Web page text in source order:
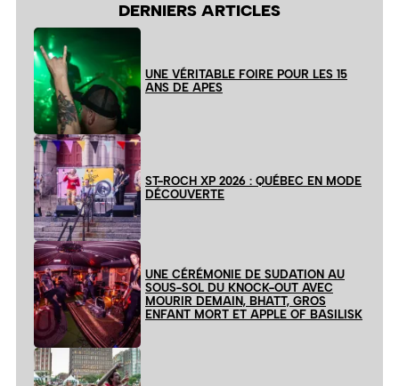
DERNIERS ARTICLES
UNE VÉRITABLE FOIRE POUR LES 15
ANS DE APES
ST-ROCH XP 2026 : QUÉBEC EN MODE
DÉCOUVERTE
UNE CÉRÉMONIE DE SUDATION AU
SOUS-SOL DU KNOCK-OUT AVEC
MOURIR DEMAIN, BHATT, GROS
ENFANT MORT ET APPLE OF BASILISK